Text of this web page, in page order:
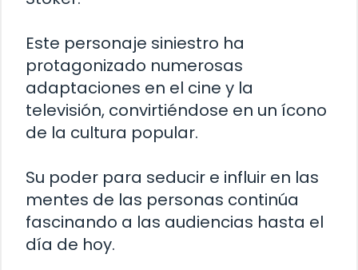
Este personaje siniestro ha
protagonizado numerosas
adaptaciones en el cine y la
televisión, convirtiéndose en un ícono
de la cultura popular.
Su poder para seducir e influir en las
mentes de las personas continúa
fascinando a las audiencias hasta el
día de hoy.